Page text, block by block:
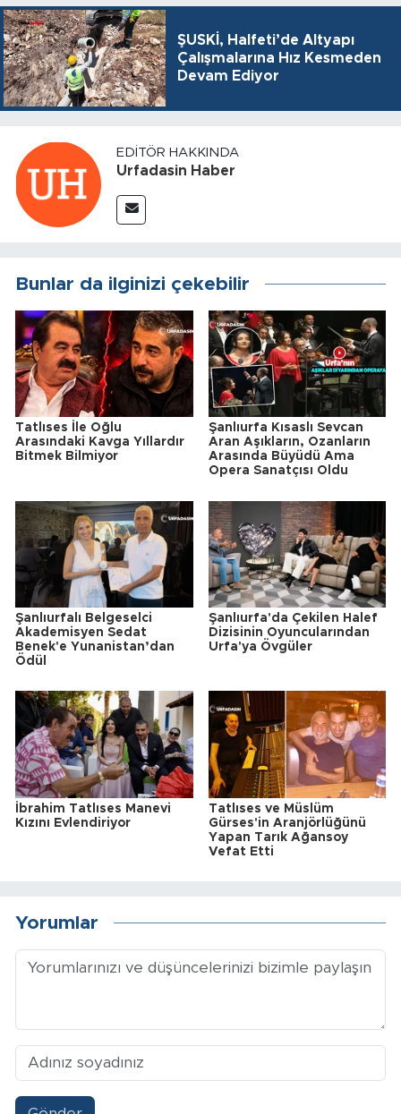
ŞUSKİ, Halfeti’de Altyapı
Çalışmalarına Hız Kesmeden
Devam Ediyor
EDITÖR HAKKINDA
Urfadasin Haber
Bunlar da ilginizi çekebilir
Tatlıses İle Oğlu
Arasındaki Kavga Yıllardır
Bitmek Bilmiyor
Şanlıurfa Kısaslı Sevcan
Aran Aşıkların, Ozanların
Arasında Büyüdü Ama
Opera Sanatçısı Oldu
Şanlıurfalı Belgeselci
Akademisyen Sedat
Benek'e Yunanistan’dan
Ödül
Şanlıurfa'da Çekilen Halef
Dizisinin Oyuncularından
Urfa'ya Övgüler
İbrahim Tatlıses Manevi
Kızını Evlendiriyor
Tatlıses ve Müslüm
Gürses'in Aranjörlüğünü
Yapan Tarık Ağansoy
Vefat Etti
Yorumlar